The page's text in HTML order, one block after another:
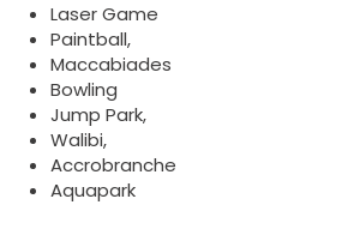
Laser Game
Paintball,
Maccabiades
Bowling
Jump Park,
Walibi,
Accrobranche
Aquapark